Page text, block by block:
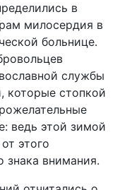
в
милосердия в
больнице.
службы
которые стопкой
ведь этой зимой
этого
знака внимания.